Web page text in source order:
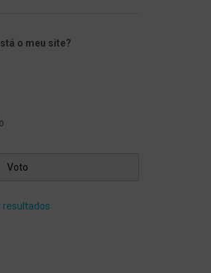
o meu site?
resultados